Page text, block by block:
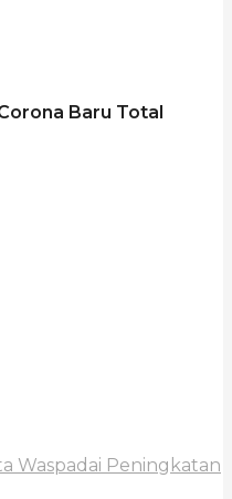
Baru Total
Waspadai Peningkatan